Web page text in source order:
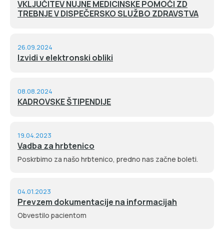
VKLJUČITEV NUJNE MEDICINSKE POMOČI ZD
TREBNJE V DISPEČERSKO SLUŽBO ZDRAVSTVA
26.09.2024
Izvidi v elektronski obliki
08.08.2024
KADROVSKE ŠTIPENDIJE
19.04.2023
Vadba za hrbtenico
Poskrbimo za našo hrbtenico, predno nas začne boleti.
04.01.2023
Prevzem dokumentacije na informacijah
Obvestilo pacientom